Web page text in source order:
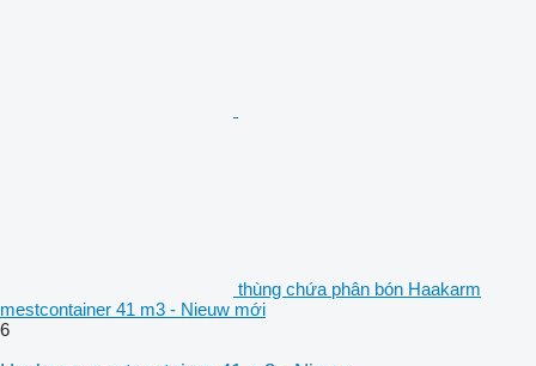
thùng chứa phân bón Haakarm
mestcontainer 41 m3 - Nieuw mới
6